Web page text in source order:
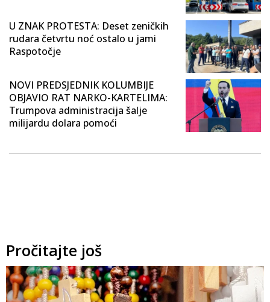
U ZNAK PROTESTA: Deset zeničkih
rudara četvrtu noć ostalo u jami
Raspotočje
NOVI PREDSJEDNIK KOLUMBIJE
OBJAVIO RAT NARKO-KARTELIMA:
Trumpova administracija šalje
milijardu dolara pomoći
Pročitajte još